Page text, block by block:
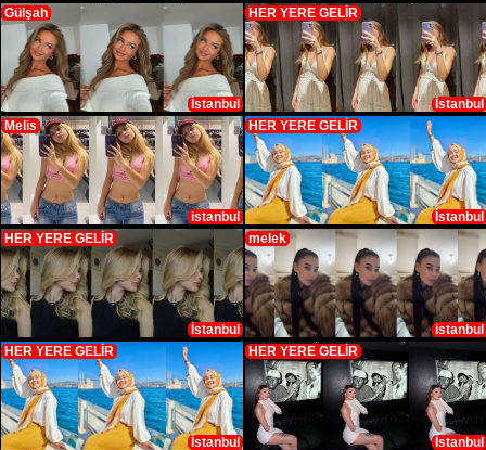
Gülşah
İstanbul
HER YERE GELİR
İstanbul
Melis
istanbul
HER YERE GELİR
İstanbul
HER YERE GELİR
İstanbul
melek
istanbul
HER YERE GELİR
İstanbul
HER YERE GELİR
İstanbul